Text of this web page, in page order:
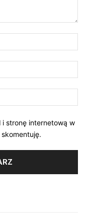
stronę internetową w